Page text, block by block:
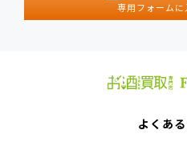
専用フォームに
よくあ